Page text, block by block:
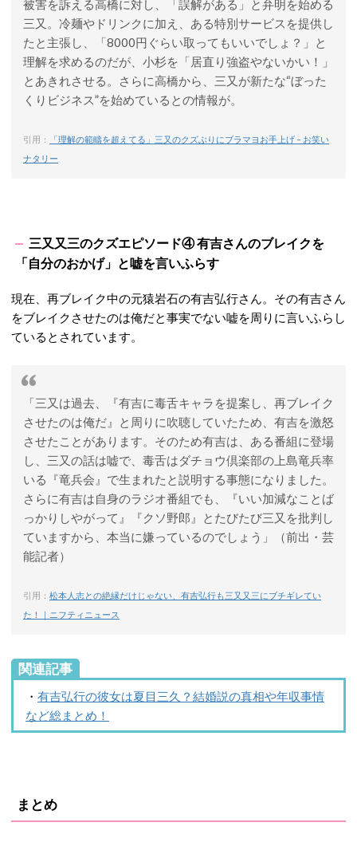
被害を訴える高橋に対し、「誤解がある」と弁明を始める
三又。冷麺やドリンクに加え、ある特別サービスを提供し
たと主張し、「8000円ぐらい取ってもいいでしょ？」と
理解を求めるのだが、小杉を「居直り強盗やないかい！」
とあきれさせる。さらに高橋から、三又が新たな“ぼった
くりビジネス”を始めているとの情報が。
引用：
「理解の範疇を超えてる」三又のクズぶりにブラマヨお手上げ – お笑い
ナタリー
三又又三のクズエピソード④ 有吉さんのブレイクを
「自分のおかげ」と嘘を言いふらす
現在、再ブレイク中の元猿岩石の有吉弘行さん。その有吉さん
をブレイクさせたのは俺だと事実でない嘘を周りに言いふらし
ているとされています。
「三又は過去、『有吉に毒舌キャラを提案し、再ブレイク
させたのは俺だ』と周りに吹聴していたため、有吉を激怒
させたことがあります。そのため有吉は、ある番組に登場
し、三又の話は嘘で、毒舌はダチョウ倶楽部の上島竜兵率
いる『竜兵会』で生まれたと説明する事態になりました。
さらに有吉は自身のラジオ番組でも、『いい加減なことば
っかりしやがって』『クソ野郎』とたびたび三又を批判し
ていますから、本当に嫌っているのでしょう」（前出・芸
能記者）
引用： 松本人志との絶縁だけじゃない、有吉弘行も三又又三にブチギレてい
た！｜ニフティニュース
関連記事
・ 有吉弘行の彼女は夏目三久？結婚説の真相や年収事情
など総まとめ！
まとめ